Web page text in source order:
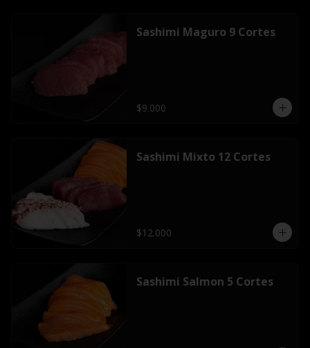
Sashimi Maguro 9 Cortes
$9.000
Sashimi Mixto 12 Cortes
$12.000
Sashimi Salmon 5 Cortes